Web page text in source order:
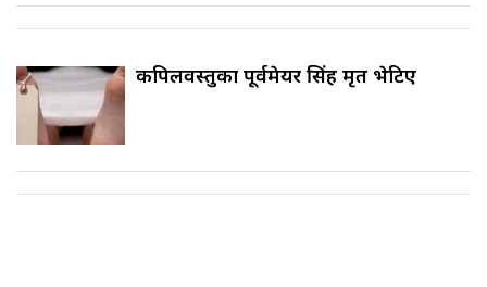
कपिलवस्तुका पूर्वमेयर सिंह मृत भेटिए